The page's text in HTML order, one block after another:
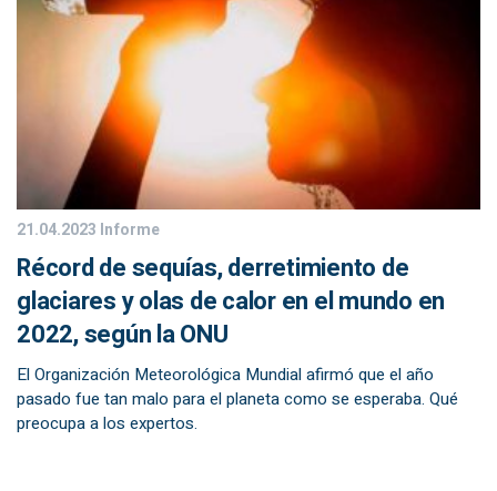
21.04.2023 Informe
Récord de sequías, derretimiento de
glaciares y olas de calor en el mundo en
2022, según la ONU
El Organización Meteorológica Mundial afirmó que el año
pasado fue tan malo para el planeta como se esperaba. Qué
preocupa a los expertos.